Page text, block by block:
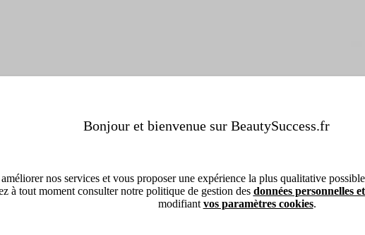
Bonjour et bienvenue sur BeautySuccess.fr
nos services et vous proposer une expérience la plus qualitative
à tout moment consulter notre politique de gestion des données personnelles
modifiant vos paramètres cookies.